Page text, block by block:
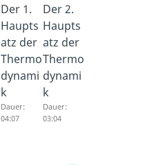
Der 1.
Haupts
atz der
Thermo
dynami
k
Dauer:
04:07
Der 2.
Haupts
atz der
Thermo
dynami
k
Dauer:
03:04